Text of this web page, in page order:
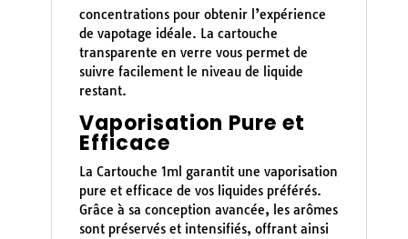
concentrations pour obtenir l’expérience
de vapotage idéale. La cartouche
transparente en verre vous permet de
suivre facilement le niveau de liquide
restant.
Vaporisation Pure et
Efficace
La Cartouche 1ml garantit une vaporisation
pure et efficace de vos liquides préférés.
Grâce à sa conception avancée, les arômes
sont préservés et intensifiés, offrant ainsi